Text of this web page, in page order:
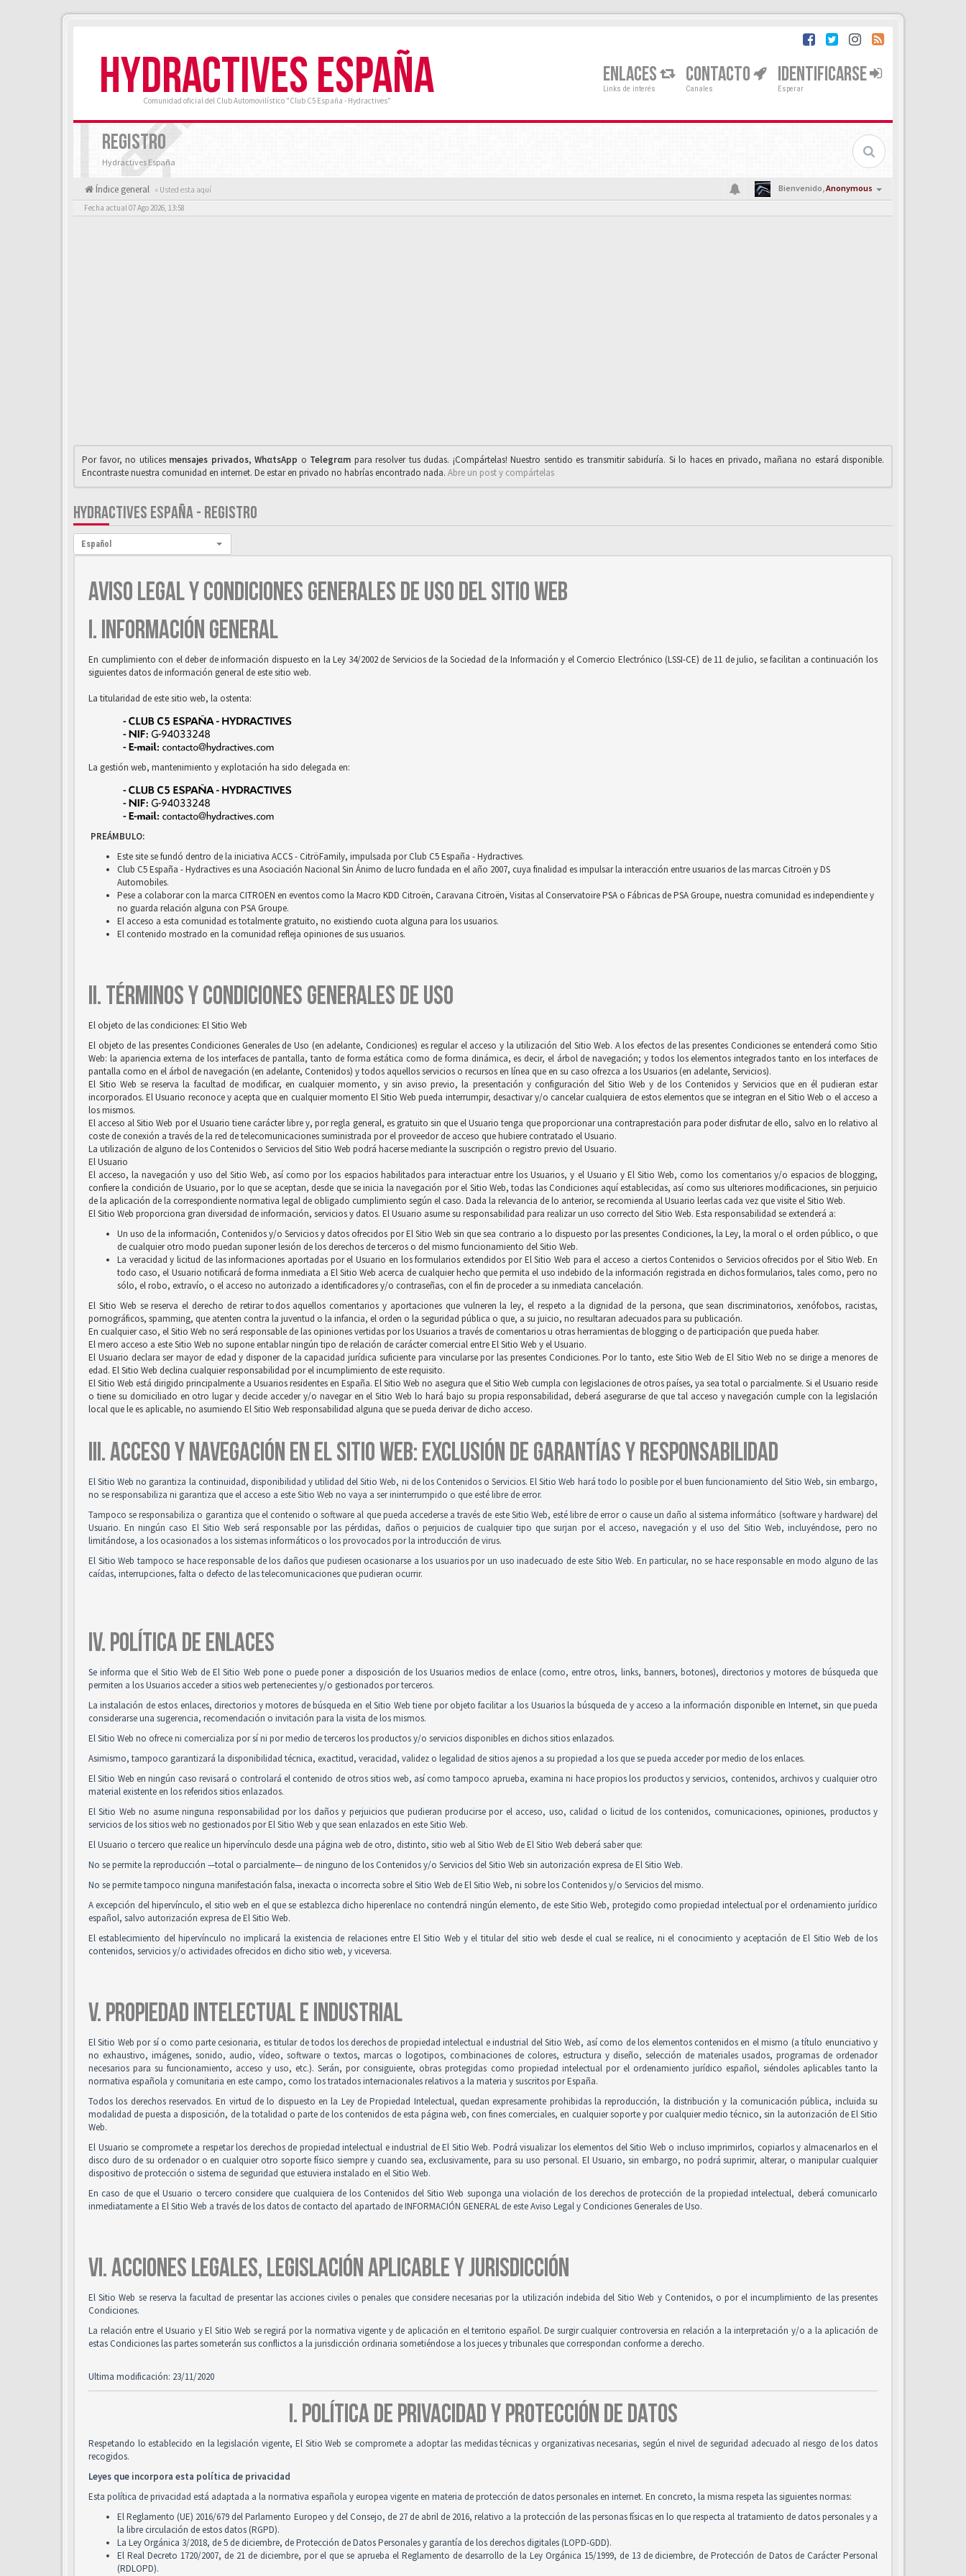
HYDRACTIVES ESPAÑA
Comunidad oficial del Club Automovilístico "Club C5 España - Hydractives"
ENLACES
Links de interés
CONTACTO
Canales
IDENTIFICARSE
Esperar
REGISTRO
Hydractives España
Índice general « Usted esta aquí Bienvenido,Anonymous
Fecha actual 07 Ago 2026, 13:58
Por favor, no utilices mensajes privados,WhαtsApp o Telegrαm para resolver tus dudas. ¡Compártelas! Nuestro sentido es transmitir sabiduría. Si lo haces en privado, mañana no estará disponible.
Encontraste nuestra comunidad en internet. De estar en privado no habrías encontrado nada. Abre un post y compártelas
HYDRACTIVES ESPAÑA - REGISTRO
Idioma:
Español
AVISO LEGAL Y CONDICIONES GENERALES DE USO DEL SITIO WEB
I. INFORMACIÓN GENERAL
En cumplimiento con el deber de información dispuesto en la Ley 34/2002 de Servicios de la Sociedad de la Información y el Comercio Electrónico (LSSI-CE) de 11 de julio, se facilitan a continuación los
siguientes datos de información general de este sitio web.
La titularidad de este sitio web, la ostenta:
La gestión web, mantenimiento y explotación ha sido delegada en:
PREÁMBULO:
Este site se fundó dentro de la iniciativa ACCS - CitröFamily, impulsada por Club C5 España - Hydractives.
Club C5 España - Hydractives es una Asociación Nacional Sin Ánimo de lucro fundada en el año 2007, cuya finalidad es impulsar la interacción entre usuarios de las marcas Citroën y DS
Automobiles.
Pese a colaborar con la marca CITROEN en eventos como la Macro KDD Citroën, Caravana Citroën, Visitas al Conservatoire PSA o Fábricas de PSA Groupe, nuestra comunidad es independiente y
no guarda relación alguna con PSA Groupe.
El acceso a esta comunidad es totalmente gratuito, no existiendo cuota alguna para los usuarios.
El contenido mostrado en la comunidad refleja opiniones de sus usuarios.
II. TÉRMINOS Y CONDICIONES GENERALES DE USO
El objeto de las condiciones: El Sitio Web
El objeto de las presentes Condiciones Generales de Uso (en adelante, Condiciones) es regular el acceso y la utilización del Sitio Web. A los efectos de las presentes Condiciones se entenderá como Sitio
Web: la apariencia externa de los interfaces de pantalla, tanto de forma estática como de forma dinámica, es decir, el árbol de navegación; y todos los elementos integrados tanto en los interfaces de
pantalla como en el árbol de navegación (en adelante, Contenidos) y todos aquellos servicios o recursos en línea que en su caso ofrezca a los Usuarios (en adelante, Servicios).
El Sitio Web se reserva la facultad de modificar, en cualquier momento, y sin aviso previo, la presentación y configuración del Sitio Web y de los Contenidos y Servicios que en él pudieran estar
incorporados. El Usuario reconoce y acepta que en cualquier momento El Sitio Web pueda interrumpir, desactivar y/o cancelar cualquiera de estos elementos que se integran en el Sitio Web o el acceso a
los mismos.
El acceso al Sitio Web por el Usuario tiene carácter libre y, por regla general, es gratuito sin que el Usuario tenga que proporcionar una contraprestación para poder disfrutar de ello, salvo en lo relativo al
coste de conexión a través de la red de telecomunicaciones suministrada por el proveedor de acceso que hubiere contratado el Usuario.
La utilización de alguno de los Contenidos o Servicios del Sitio Web podrá hacerse mediante la suscripción o registro previo del Usuario.
El Usuario
El acceso, la navegación y uso del Sitio Web, así como por los espacios habilitados para interactuar entre los Usuarios, y el Usuario y El Sitio Web, como los comentarios y/o espacios de blogging,
confiere la condición de Usuario, por lo que se aceptan, desde que se inicia la navegación por el Sitio Web, todas las Condiciones aquí establecidas, así como sus ulteriores modificaciones, sin perjuicio
de la aplicación de la correspondiente normativa legal de obligado cumplimiento según el caso. Dada la relevancia de lo anterior, se recomienda al Usuario leerlas cada vez que visite el Sitio Web.
El Sitio Web proporciona gran diversidad de información, servicios y datos. El Usuario asume su responsabilidad para realizar un uso correcto del Sitio Web. Esta responsabilidad se extenderá a:
Un uso de la información, Contenidos y/o Servicios y datos ofrecidos por El Sitio Web sin que sea contrario a lo dispuesto por las presentes Condiciones, la Ley, la moral o el orden público, o que
de cualquier otro modo puedan suponer lesión de los derechos de terceros o del mismo funcionamiento del Sitio Web.
La veracidad y licitud de las informaciones aportadas por el Usuario en los formularios extendidos por El Sitio Web para el acceso a ciertos Contenidos o Servicios ofrecidos por el Sitio Web. En
todo caso, el Usuario notificará de forma inmediata a El Sitio Web acerca de cualquier hecho que permita el uso indebido de la información registrada en dichos formularios, tales como, pero no
sólo, el robo, extravío, o el acceso no autorizado a identificadores y/o contraseñas, con el fin de proceder a su inmediata cancelación.
El Sitio Web se reserva el derecho de retirar todos aquellos comentarios y aportaciones que vulneren la ley, el respeto a la dignidad de la persona, que sean discriminatorios, xenófobos, racistas,
pornográficos, spamming, que atenten contra la juventud o la infancia, el orden o la seguridad pública o que, a su juicio, no resultaran adecuados para su publicación.
En cualquier caso, el Sitio Web no será responsable de las opiniones vertidas por los Usuarios a través de comentarios u otras herramientas de blogging o de participación que pueda haber.
El mero acceso a este Sitio Web no supone entablar ningún tipo de relación de carácter comercial entre El Sitio Web y el Usuario.
El Usuario declara ser mayor de edad y disponer de la capacidad jurídica suficiente para vincularse por las presentes Condiciones. Por lo tanto, este Sitio Web de El Sitio Web no se dirige a menores de
edad. El Sitio Web declina cualquier responsabilidad por el incumplimiento de este requisito.
El Sitio Web está dirigido principalmente a Usuarios residentes en España. El Sitio Web no asegura que el Sitio Web cumpla con legislaciones de otros países, ya sea total o parcialmente. Si el Usuario reside
o tiene su domiciliado en otro lugar y decide acceder y/o navegar en el Sitio Web lo hará bajo su propia responsabilidad, deberá asegurarse de que tal acceso y navegación cumple con la legislación
local que le es aplicable, no asumiendo El Sitio Web responsabilidad alguna que se pueda derivar de dicho acceso.
III. ACCESO Y NAVEGACIÓN EN EL SITIO WEB: EXCLUSIÓN DE GARANTÍAS Y RESPONSABILIDAD
El Sitio Web no garantiza la continuidad, disponibilidad y utilidad del Sitio Web, ni de los Contenidos o Servicios. El Sitio Web hará todo lo posible por el buen funcionamiento del Sitio Web, sin embargo,
no se responsabiliza ni garantiza que el acceso a este Sitio Web no vaya a ser ininterrumpido o que esté libre de error.
Tampoco se responsabiliza o garantiza que el contenido o software al que pueda accederse a través de este Sitio Web, esté libre de error o cause un daño al sistema informático (software y hardware) del
Usuario. En ningún caso El Sitio Web será responsable por las pérdidas, daños o perjuicios de cualquier tipo que surjan por el acceso, navegación y el uso del Sitio Web, incluyéndose, pero no
limitándose, a los ocasionados a los sistemas informáticos o los provocados por la introducción de virus.
El Sitio Web tampoco se hace responsable de los daños que pudiesen ocasionarse a los usuarios por un uso inadecuado de este Sitio Web. En particular, no se hace responsable en modo alguno de las
caídas, interrupciones, falta o defecto de las telecomunicaciones que pudieran ocurrir.
IV. POLÍTICA DE ENLACES
Se informa que el Sitio Web de El Sitio Web pone o puede poner a disposición de los Usuarios medios de enlace (como, entre otros, links, banners, botones), directorios y motores de búsqueda que
permiten a los Usuarios acceder a sitios web pertenecientes y/o gestionados por terceros.
La instalación de estos enlaces, directorios y motores de búsqueda en el Sitio Web tiene por objeto facilitar a los Usuarios la búsqueda de y acceso a la información disponible en Internet, sin que pueda
considerarse una sugerencia, recomendación o invitación para la visita de los mismos.
El Sitio Web no ofrece ni comercializa por sí ni por medio de terceros los productos y/o servicios disponibles en dichos sitios enlazados.
Asimismo, tampoco garantizará la disponibilidad técnica, exactitud, veracidad, validez o legalidad de sitios ajenos a su propiedad a los que se pueda acceder por medio de los enlaces.
El Sitio Web en ningún caso revisará o controlará el contenido de otros sitios web, así como tampoco aprueba, examina ni hace propios los productos y servicios, contenidos, archivos y cualquier otro
material existente en los referidos sitios enlazados.
El Sitio Web no asume ninguna responsabilidad por los daños y perjuicios que pudieran producirse por el acceso, uso, calidad o licitud de los contenidos, comunicaciones, opiniones, productos y
servicios de los sitios web no gestionados por El Sitio Web y que sean enlazados en este Sitio Web.
El Usuario o tercero que realice un hipervínculo desde una página web de otro, distinto, sitio web al Sitio Web de El Sitio Web deberá saber que:
No se permite la reproducción —total o parcialmente— de ninguno de los Contenidos y/o Servicios del Sitio Web sin autorización expresa de El Sitio Web.
No se permite tampoco ninguna manifestación falsa, inexacta o incorrecta sobre el Sitio Web de El Sitio Web, ni sobre los Contenidos y/o Servicios del mismo.
A excepción del hipervínculo, el sitio web en el que se establezca dicho hiperenlace no contendrá ningún elemento, de este Sitio Web, protegido como propiedad intelectual por el ordenamiento jurídico
español, salvo autorización expresa de El Sitio Web.
El establecimiento del hipervínculo no implicará la existencia de relaciones entre El Sitio Web y el titular del sitio web desde el cual se realice, ni el conocimiento y aceptación de El Sitio Web de los
contenidos, servicios y/o actividades ofrecidos en dicho sitio web, y viceversa.
V. PROPIEDAD INTELECTUAL E INDUSTRIAL
El Sitio Web por sí o como parte cesionaria, es titular de todos los derechos de propiedad intelectual e industrial del Sitio Web, así como de los elementos contenidos en el mismo (a título enunciativo y
no exhaustivo, imágenes, sonido, audio, vídeo, software o textos, marcas o logotipos, combinaciones de colores, estructura y diseño, selección de materiales usados, programas de ordenador
necesarios para su funcionamiento, acceso y uso, etc.). Serán, por consiguiente, obras protegidas como propiedad intelectual por el ordenamiento jurídico español, siéndoles aplicables tanto la
normativa española y comunitaria en este campo, como los tratados internacionales relativos a la materia y suscritos por España.
Todos los derechos reservados. En virtud de lo dispuesto en la Ley de Propiedad Intelectual, quedan expresamente prohibidas la reproducción, la distribución y la comunicación pública, incluida su
modalidad de puesta a disposición, de la totalidad o parte de los contenidos de esta página web, con fines comerciales, en cualquier soporte y por cualquier medio técnico, sin la autorización de El Sitio
Web.
El Usuario se compromete a respetar los derechos de propiedad intelectual e industrial de El Sitio Web. Podrá visualizar los elementos del Sitio Web o incluso imprimirlos, copiarlos y almacenarlos en el
disco duro de su ordenador o en cualquier otro soporte físico siempre y cuando sea, exclusivamente, para su uso personal. El Usuario, sin embargo, no podrá suprimir, alterar, o manipular cualquier
dispositivo de protección o sistema de seguridad que estuviera instalado en el Sitio Web.
En caso de que el Usuario o tercero considere que cualquiera de los Contenidos del Sitio Web suponga una violación de los derechos de protección de la propiedad intelectual, deberá comunicarlo
inmediatamente a El Sitio Web a través de los datos de contacto del apartado de INFORMACIÓN GENERAL de este Aviso Legal y Condiciones Generales de Uso.
VI. ACCIONES LEGALES, LEGISLACIÓN APLICABLE Y JURISDICCIÓN
El Sitio Web se reserva la facultad de presentar las acciones civiles o penales que considere necesarias por la utilización indebida del Sitio Web y Contenidos, o por el incumplimiento de las presentes
Condiciones.
La relación entre el Usuario y El Sitio Web se regirá por la normativa vigente y de aplicación en el territorio español. De surgir cualquier controversia en relación a la interpretación y/o a la aplicación de
estas Condiciones las partes someterán sus conflictos a la jurisdicción ordinaria sometiéndose a los jueces y tribunales que correspondan conforme a derecho.
Ultima modificación: 23/11/2020
I. POLÍTICA DE PRIVACIDAD Y PROTECCIÓN DE DATOS
Respetando lo establecido en la legislación vigente, El Sitio Web se compromete a adoptar las medidas técnicas y organizativas necesarias, según el nivel de seguridad adecuado al riesgo de los datos
recogidos.
Leyes que incorpora esta política de privacidad
Esta política de privacidad está adaptada a la normativa española y europea vigente en materia de protección de datos personales en internet. En concreto, la misma respeta las siguientes normas:
El Reglamento (UE) 2016/679 del Parlamento Europeo y del Consejo, de 27 de abril de 2016, relativo a la protección de las personas físicas en lo que respecta al tratamiento de datos personales y a
la libre circulación de estos datos (RGPD).
La Ley Orgánica 3/2018, de 5 de diciembre, de Protección de Datos Personales y garantía de los derechos digitales (LOPD-GDD).
El Real Decreto 1720/2007, de 21 de diciembre, por el que se aprueba el Reglamento de desarrollo de la Ley Orgánica 15/1999, de 13 de diciembre, de Protección de Datos de Carácter Personal
(RDLOPD).